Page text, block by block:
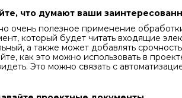
что думают ваши
очень полезное применение
который будет читать входящие
а также может добавлять
как это можно использовать в
Это можно связать с